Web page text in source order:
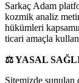
Sarkaç Adam
kozmik analiz
hükümleri
ticari amaçla
⚖️YASAL
Sitemizde sunulan